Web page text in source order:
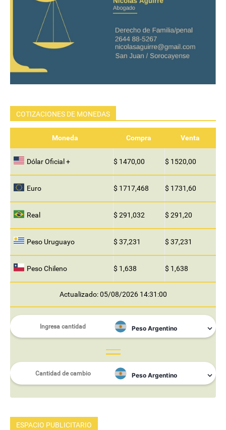
COTIZACIONES DE MONEDAS
Moneda Compra Venta
Dólar Oficial + $ 1470,00 $ 1520,00
Euro $ 1717,468 $ 1731,60
Real $ 291,032 $ 291,20
Peso Uruguayo $ 37,231 $ 37,231
Peso Chileno $ 1,638 $ 1,638
Actualizado: 05/08/2026 14:31:00
ESPACIO PUBLICITARIO